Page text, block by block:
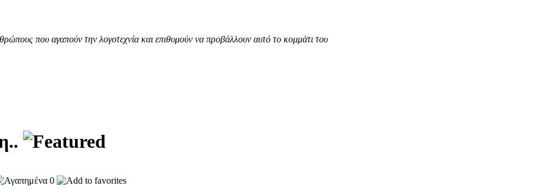
που αγαπούν την λογοτεχνία και επιθυμούν να προβάλλουν αυτό το κομμάτι του
0